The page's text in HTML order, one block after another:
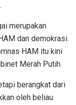
merupakan
dan demokrasi.
HAM itu kini
Merah Putih.
berangkat dari
oleh beliau